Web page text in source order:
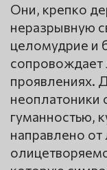
Они, крепко
неразрывную
целомудрие и
сопровождает
проявлениях.
неоплатоники
гуманностью,
направлено